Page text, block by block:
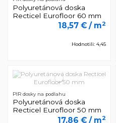
Polyuretánová doska
Recticel Eurofloor 60 mm
18,57 € / m2
Hodnotili: 4,45
PIR dosky na podlahu
Polyuretánová doska
Recticel Eurofloor 50 mm
17,86 € / m2